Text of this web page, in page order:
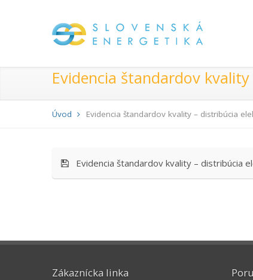
Evidencia štandardov
Úvod Evidencia štandardov kvality – distribúcia
Evidencia štandardov kvality – distribúcia
Zákaznícka linka